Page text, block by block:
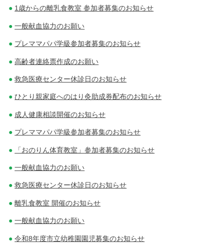
1歳からの離乳食教室 参加者募集のお知らせ
一般献血協力のお願い
プレママパパ学級参加者募集のお知らせ
高齢者連絡票作成のお願い
救急医療センター休診日のお知らせ
ひとり親家庭へのはり灸助成券配布のお知らせ
成人健康相談開催のお知らせ
プレママパパ学級参加者募集のお知らせ
「おのりん体育教室」参加者募集のお知らせ
一般献血協力のお願い
救急医療センター休診日のお知らせ
離乳食教室 開催のお知らせ
一般献血協力のお願い
令和8年度市立幼稚園園児募集のお知らせ